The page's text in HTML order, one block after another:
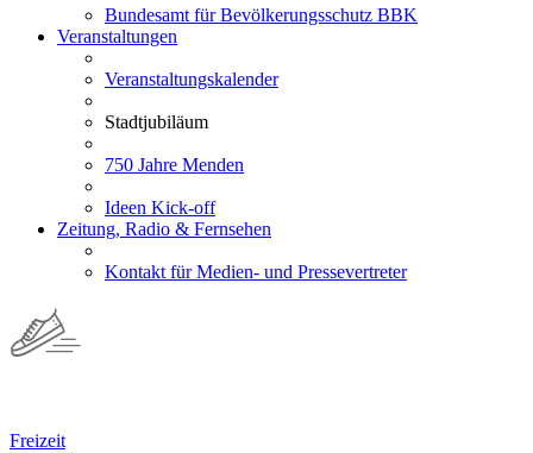
Bundesamt für Bevölkerungsschutz BBK
Veranstaltungen
Veranstaltungskalender
Stadtjubiläum
750 Jahre Menden
Ideen Kick-off
Zeitung, Radio & Fernsehen
Kontakt für Medien- und Pressevertreter
Freizeit